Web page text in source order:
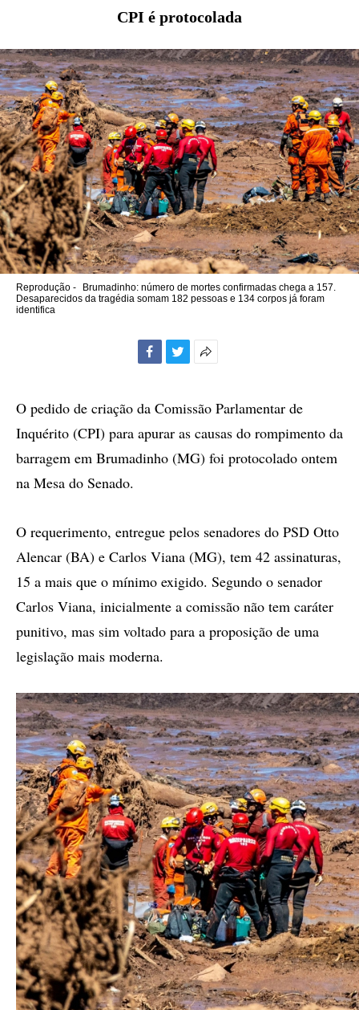
CPI é protocolada
Reprodução -
Brumadinho: número de mortes confirmadas chega a 157.
Desaparecidos da tragédia somam 182 pessoas e 134 corpos já foram
identifica
compartilhamento
O pedido de criação da Comissão Parlamentar de
Inquérito (CPI) para apurar as causas do rompimento da
barragem em Brumadinho (MG) foi protocolado ontem
na Mesa do Senado.
O requerimento, entregue pelos senadores do PSD Otto
Alencar (BA) e Carlos Viana (MG), tem 42 assinaturas,
15 a mais que o mínimo exigido. Segundo o senador
Carlos Viana, inicialmente a comissão não tem caráter
punitivo, mas sim voltado para a proposição de uma
legislação mais moderna.